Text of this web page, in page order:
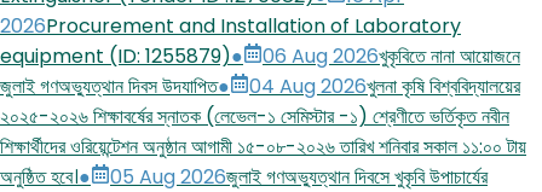
2026Procurement and Installation of Laboratory
equipment (ID: 1255879)● 06 Aug 2026খুকৃবিতে নানা আয়োজনে
জুলাই গণঅভ্যুত্থান দিবস উদযাপিত● 04 Aug 2026খুলনা কৃষি বিশ্ববিদ্যালয়ের
২০২৫-২০২৬ শিক্ষাবর্ষের স্নাতক (লেভেল-১ সেমিস্টার -১) শ্রেণীতে ভর্তিকৃত নবীন
শিক্ষার্থীদের ওরিয়েন্টেশন অনুষ্ঠান আগামী ১৫-০৮-২০২৬ তারিখ শনিবার সকাল ১১:০০ টায়
অনুষ্ঠিত হবে।● 05 Aug 2026জুলাই গণঅভ্যুত্থান দিবসে খুকৃবি উপাচার্যের